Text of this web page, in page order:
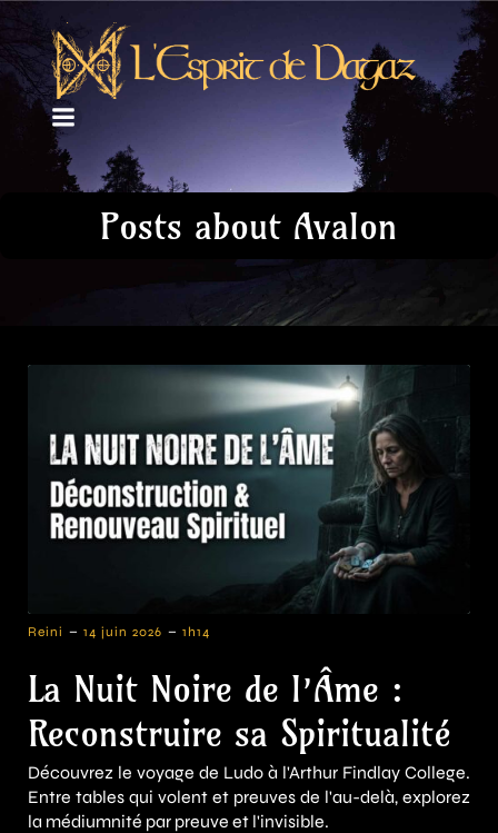
Posts about Avalon
Reini - 14 juin 2026 - 1h14
La Nuit Noire de l’Âme :
Reconstruire sa Spiritualité
Découvrez le voyage de Ludo à l'Arthur Findlay College.
Entre tables qui volent et preuves de l'au-delà, explorez
la médiumnité par preuve et l'invisible.